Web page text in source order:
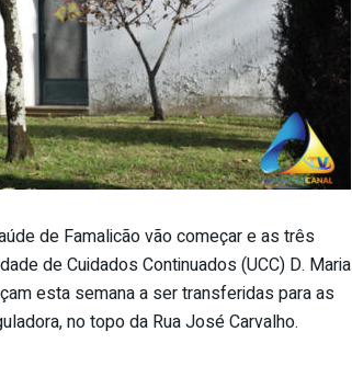
de Famalicão vão começar e as três
de Cuidados Continuados (UCC) D. Maria
esta semana a ser transferidas para as
no topo da Rua José Carvalho.